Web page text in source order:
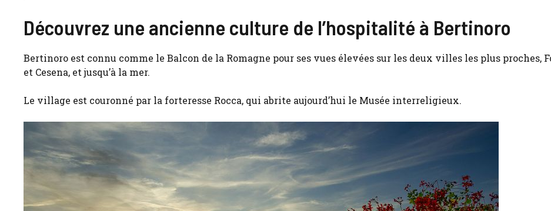
Découvrez une ancienne culture de l’hospitalité à Bertinoro
Bertinoro est connu comme le Balcon de la Romagne pour ses vues élevées sur les deux villes les plus proches,
et Cesena, et jusqu’à la mer.
Le village est couronné par la forteresse Rocca, qui abrite aujourd’hui le Musée interreligieux.